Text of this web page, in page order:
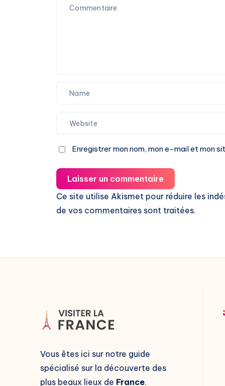
Enregistrer mon nom, mon e-mail et mon
Laisser un commentaire
Ce site utilise Akismet pour réduire les
de vos commentaires sont traitées.
Vous êtes ici sur notre guide
spécialisé sur la découverte des
plus beaux lieux de France.